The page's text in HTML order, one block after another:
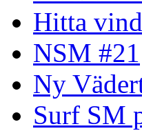
Hitta
NSM #21
Ny
Surf SM